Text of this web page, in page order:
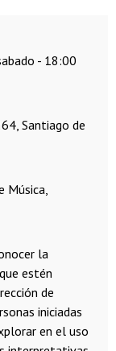
- 18:00
Santiago de
Música,
la
estén
de
iniciadas
en el uso